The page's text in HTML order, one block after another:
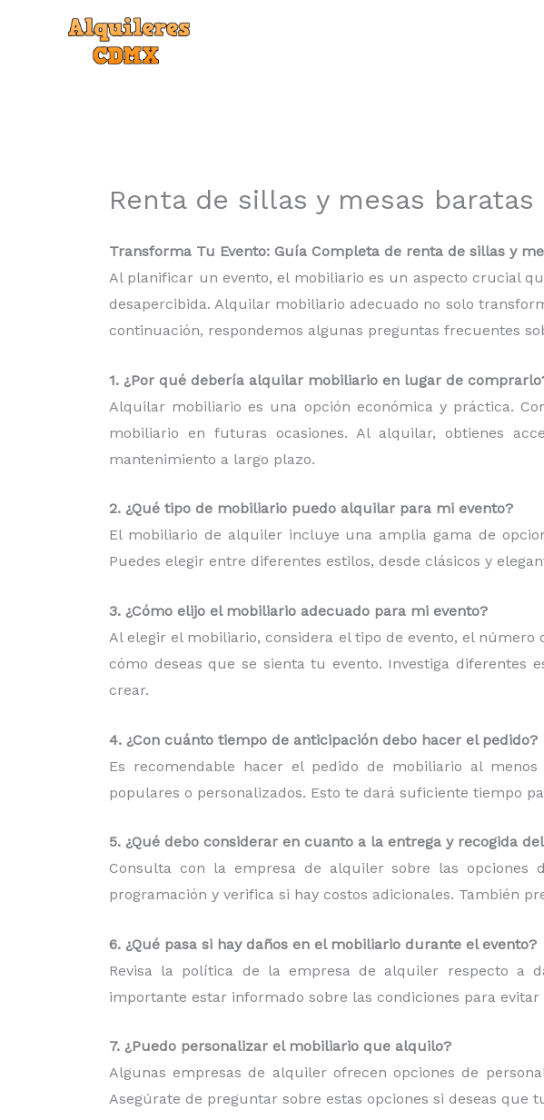
Renta de sillas y mesas
Transforma Tu Evento: Guía Completa de renta de sillas y
Al planificar un evento, el mobiliario es un aspecto crucial
desapercibida. Alquilar mobiliario adecuado no solo
continuación, respondemos algunas preguntas frecuentes
1. ¿Por qué debería alquilar mobiliario en lugar de
Alquilar mobiliario es una opción económica y práctica.
mobiliario en futuras ocasiones. Al alquilar, obtienes
mantenimiento a largo plazo.
2. ¿Qué tipo de mobiliario puedo alquilar para mi evento?
El mobiliario de alquiler incluye una amplia gama de
Puedes elegir entre diferentes estilos, desde clásicos y
3. ¿Cómo elijo el mobiliario adecuado para mi evento?
Al elegir el mobiliario, considera el tipo de evento, el
cómo deseas que se sienta tu evento. Investiga
crear.
4. ¿Con cuánto tiempo de anticipación debo hacer el pedido?
Es recomendable hacer el pedido de mobiliario al
populares o personalizados. Esto te dará suficiente tiempo
5. ¿Qué debo considerar en cuanto a la entrega y recogida
Consulta con la empresa de alquiler sobre las opciones
programación y verifica si hay costos adicionales. También
6. ¿Qué pasa si hay daños en el mobiliario durante el evento?
Revisa la política de la empresa de alquiler respecto a
importante estar informado sobre las condiciones para
7. ¿Puedo personalizar el mobiliario que alquilo?
Algunas empresas de alquiler ofrecen opciones de
Asegúrate de preguntar sobre estas opciones si deseas que